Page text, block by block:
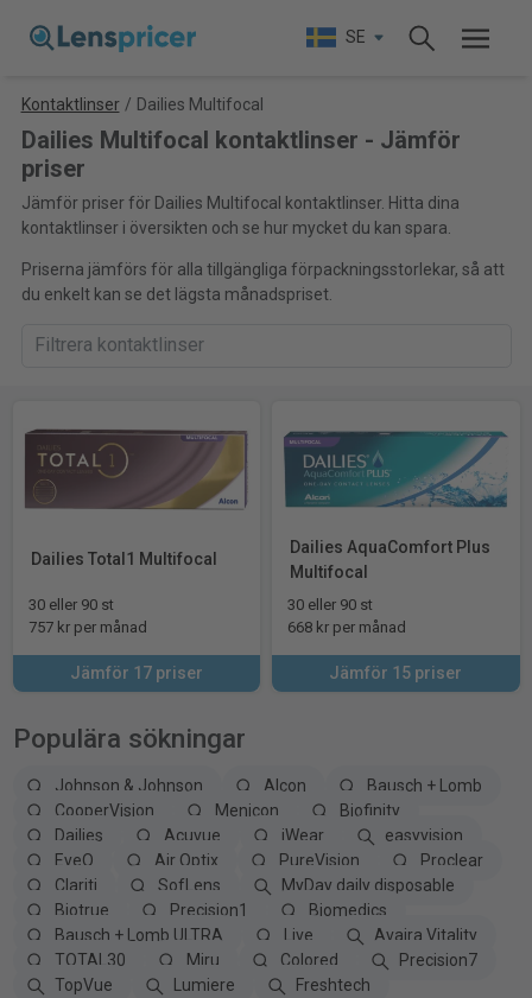
SE
Kontaktlinser / Dailies Multifocal
Dailies Multifocal kontaktlinser - Jämför
priser
Jämför priser för Dailies Multifocal kontaktlinser. Hitta dina
kontaktlinser i översikten och se hur mycket du kan spara.
Priserna jämförs för alla tillgängliga förpackningsstorlekar, så att
du enkelt kan se det lägsta månadspriset.
Dailies Total1 Multifocal
30 eller 90 st
757 kr per månad
Jämför 17 priser
Dailies AquaComfort Plus
Multifocal
30 eller 90 st
668 kr per månad
Jämför 15 priser
Populära sökningar
Johnson & Johnson Alcon
Bausch + Lomb
CooperVision
Menicon
Biofinity
Dailies
Acuvue iWear
easyvision
EyeQ
Air Optix PureVision
Proclear
Clariti
SofLens
MyDay daily disposable
Biotrue
Precision1
Biomedics
Bausch + Lomb ULTRA
Live
Avaira Vitality
TOTAL30
Miru Colored
Precision7
TopVue
Lumiere Freshtech